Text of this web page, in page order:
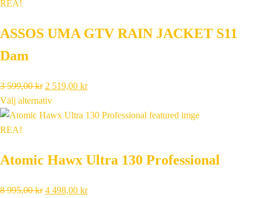
449,00 kr.
714,00 kr.
REA!
ASSOS UMA GTV RAIN JACKET S11
Dam
3 599,00kr Det
ursprungliga
priset
599,00 kr.
2 519,00 krDet
priset
519,00 kr.
Välj alternativ
REA!
Atomic Hawx Ultra 130 Professional
8 995,00kr Det
4 498,00 krDet